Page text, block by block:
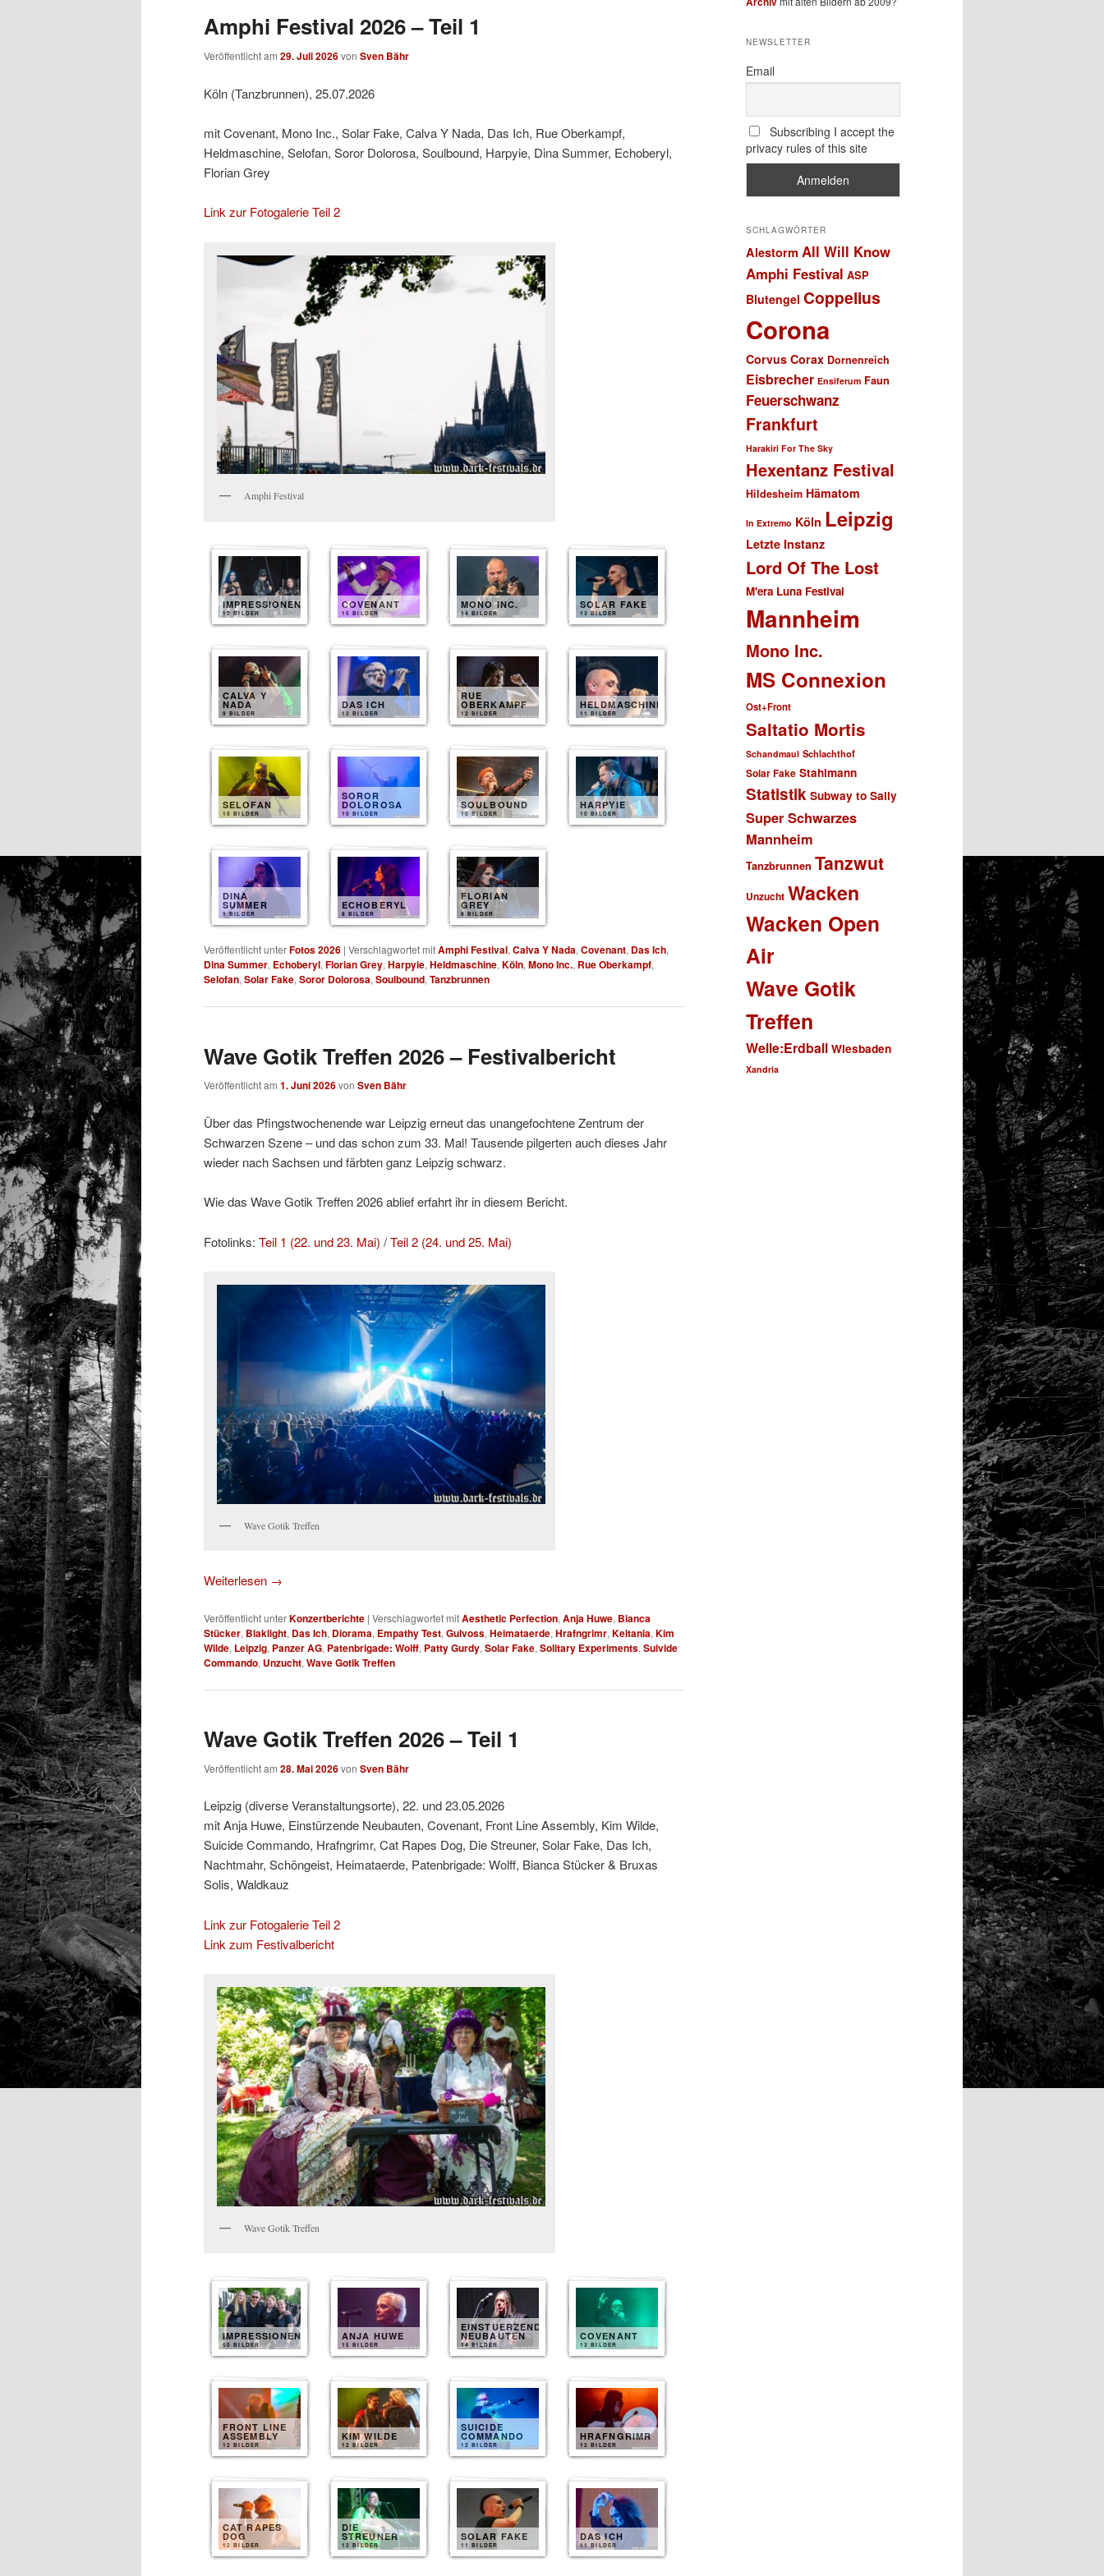
Amphi Festival 2026 – Teil 1
Veröffentlicht am 29. Juli 2026von Sven Bähr
Köln (Tanzbrunnen), 25.07.2026
mit Covenant, Mono Inc., Solar Fake, Calva Y Nada, Das Ich, Rue Oberkampf,
Heldmaschine, Selofan, Soror Dolorosa, Soulbound, Harpyie, Dina Summer, Echoberyl,
Florian Grey
Link zur Fotogalerie Teil 2
Amphi Festival
IMPRESSIONEN
12 BILDER
COVENANT
15 BILDER
MONO INC.
14 BILDER
SOLAR FAKE
13 BILDER
CALVA Y
NADA
9 BILDER
DAS ICH
12 BILDER
RUE
OBERKAMPF
12 BILDER
HELDMASCHINE
11 BILDER
SELOFAN
10 BILDER
SOROR
DOLOROSA
10 BILDER
SOULBOUND
10 BILDER
HARPYIE
10 BILDER
DINA
SUMMER
9 BILDER
ECHOBERYL
8 BILDER
FLORIAN
GREY
8 BILDER
Veröffentlicht unterFotos 2026 | Verschlagwortet mitAmphi Festival, Calva Y Nada, Covenant, Das Ich,
Dina Summer, Echoberyl, Florian Grey, Harpyie, Heldmaschine, Köln, Mono Inc., Rue Oberkampf,
Selofan, Solar Fake, Soror Dolorosa, Soulbound, Tanzbrunnen
Wave Gotik Treffen 2026 – Festivalbericht
Veröffentlicht am 1. Juni 2026von Sven Bähr
Über das Pfingstwochenende war Leipzig erneut das unangefochtene Zentrum der
Schwarzen Szene – und das schon zum 33. Mal! Tausende pilgerten auch dieses Jahr
wieder nach Sachsen und färbten ganz Leipzig schwarz.
Wie das Wave Gotik Treffen 2026 ablief erfahrt ihr in diesem Bericht.
Fotolinks: Teil 1 (22. und 23. Mai) /Teil 2 (24. und 25. Mai)
Wave Gotik Treffen
Weiterlesen →
Veröffentlicht unterKonzertberichte | Verschlagwortet mitAesthetic Perfection, Anja Huwe, Bianca
Stücker, Blaklight, Das Ich, Diorama, Empathy Test, Gulvoss, Heimataerde, Hrafngrimr, Keltania, Kim
Wilde, Leipzig, Panzer AG, Patenbrigade: Wolff, Patty Gurdy, Solar Fake, Solitary Experiments, Suivide
Commando, Unzucht, Wave Gotik Treffen
Wave Gotik Treffen 2026 – Teil 1
Veröffentlicht am 28. Mai 2026von Sven Bähr
Leipzig (diverse Veranstaltungsorte), 22. und 23.05.2026
mit Anja Huwe, Einstürzende Neubauten, Covenant, Front Line Assembly, Kim Wilde,
Suicide Commando, Hrafngrimr, Cat Rapes Dog, Die Streuner, Solar Fake, Das Ich,
Nachtmahr, Schöngeist, Heimataerde, Patenbrigade: Wolff, Bianca Stücker & Bruxas
Solis, Waldkauz
Link zur Fotogalerie Teil 2
Link zum Festivalbericht
Wave Gotik Treffen
IMPRESSIONEN
50 BILDER
ANJA HUWE
15 BILDER
EINSTUERZENDE
NEUBAUTEN
14 BILDER
COVENANT
13 BILDER
FRONT LINE
ASSEMBLY
12 BILDER
KIM WILDE
12 BILDER
SUICIDE
COMMANDO
12 BILDER
HRAFNGRIMR
12 BILDER
CAT RAPES
DOG
12 BILDER
DIE
STREUNER
12 BILDER
SOLAR FAKE
11 BILDER
DAS ICH
11 BILDER
NEWSLETTER
Email
Subscribing I accept the
privacy rules of this site
SCHLAGWÖRTER
Alestorm All Will Know
Amphi Festival ASP
Blutengel Coppelius
Corona
Corvus Corax Dornenreich
Eisbrecher Ensiferum Faun
Feuerschwanz
Frankfurt
Harakiri For The Sky
Hexentanz Festival
Hildesheim Hämatom
In Extremo Köln Leipzig
Letzte Instanz
Lord Of The Lost
M'era Luna Festival
Mannheim
Mono Inc.
MS Connexion
Ost+Front
Saltatio Mortis
Schandmaul Schlachthof
Solar Fake Stahlmann
Statistik Subway to Sally
Super Schwarzes
Mannheim
Tanzbrunnen Tanzwut
Unzucht Wacken
Wacken Open
Air
Wave Gotik
Treffen
Welle:Erdball Wiesbaden
Xandria